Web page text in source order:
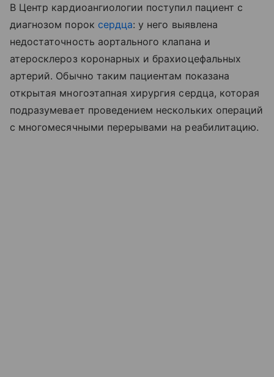
В Центр кардиоангиологии поступил пациент с
диагнозом порок сердца: у него выявлена
недостаточность аортального клапана и
атеросклероз коронарных и брахиоцефальных
артерий. Обычно таким пациентам показана
открытая многоэтапная хирургия сердца, которая
подразумевает проведением нескольких операций
с многомесячными перерывами на реабилитацию.